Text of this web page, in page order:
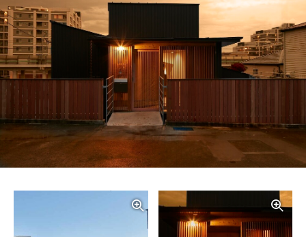
写真を拡大する